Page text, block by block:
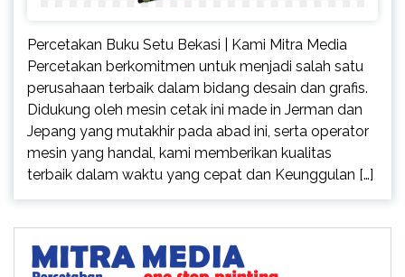
Percetakan Buku Setu Bekasi | Kami Mitra Media
Percetakan berkomitmen untuk menjadi salah satu
perusahaan terbaik dalam bidang desain dan grafis.
Didukung oleh mesin cetak ini made in Jerman dan
Jepang yang mutakhir pada abad ini, serta operator
mesin yang handal, kami memberikan kualitas
terbaik dalam waktu yang cepat dan Keunggulan […]